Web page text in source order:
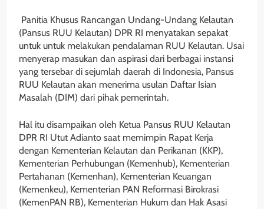
Panitia Khusus Rancangan Undang-Undang Kelautan
(Pansus RUU Kelautan) DPR RI menyatakan sepakat
untuk untuk melakukan pendalaman RUU Kelautan. Usai
menyerap masukan dan aspirasi dari berbagai instansi
yang tersebar di sejumlah daerah di Indonesia, Pansus
RUU Kelautan akan menerima usulan Daftar Isian
Masalah (DIM) dari pihak pemerintah.
Hal itu disampaikan oleh Ketua Pansus RUU Kelautan
DPR RI Utut Adianto saat memimpin Rapat Kerja
dengan Kementerian Kelautan dan Perikanan (KKP),
Kementerian Perhubungan (Kemenhub), Kementerian
Pertahanan (Kemenhan), Kementerian Keuangan
(Kemenkeu), Kementerian PAN Reformasi Birokrasi
(KemenPAN RB), Kementerian Hukum dan Hak Asasi